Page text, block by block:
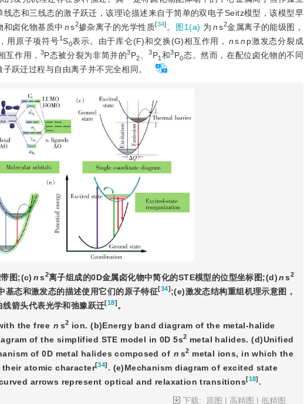
态和三线态的激子跃迁，该理论描述来自于简单的双电子Seitz模型，该模型早
卤化物基质中 ns2掺杂离子的光学性质[34] 。 图1(a) 为 n s2金属离子的能级图，
用原子项符号1S0表示。由于库仑(F)和交换(G)相互作用， n sn p激发态分裂成
互作用， 3P态被分裂为非简并的3P2、3P1 和3P0态。然而，在配位卤化物的不同
跃迁过程与自由离子并不完全相同。
图;(c) ns2离子组成的0D金属卤化物中简化的STE模型的位型坐标图;(d)n s2
基态和激发态的描述使用它们的原子特征[34] ;(e)激发态结构重组机理示意图，
线箭头代表光学和弛豫跃迁[18] 。
the free n s2 ion. (b)Energy band diagram of the metal-halide
of the simplified STE model in 0D 5s2 metal halides. (d)Unified
of 0D metal halides composed of n s2 metal ions, in which the
atomic character[34] . (e)Mechanism diagram of excited state
arrows represent optical and relaxation transitions[18] .
下载:
原图 | 高精图 |低精图